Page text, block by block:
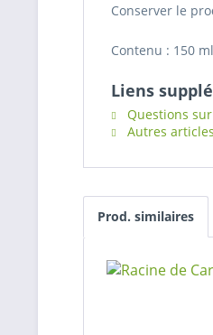
Conserver le
Contenu : 150 ml
Liens
Questions
Autres
Prod. similaires